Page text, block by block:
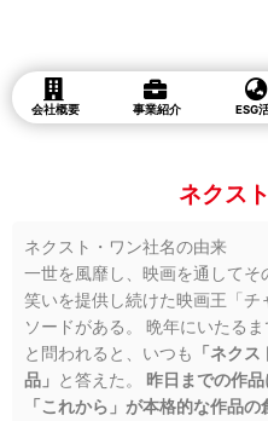
会社概要 事業紹介 ESG
ネクス
ネクスト・ワン社名の由来
一世を風靡し、映画を通してそ
笑いを提供し続けた映画王「
ソードがある。 晩年にいたる
と問われると、いつも
「ネクス
品」 と答えた。
昨日までの作
「これから」が本格的な作品